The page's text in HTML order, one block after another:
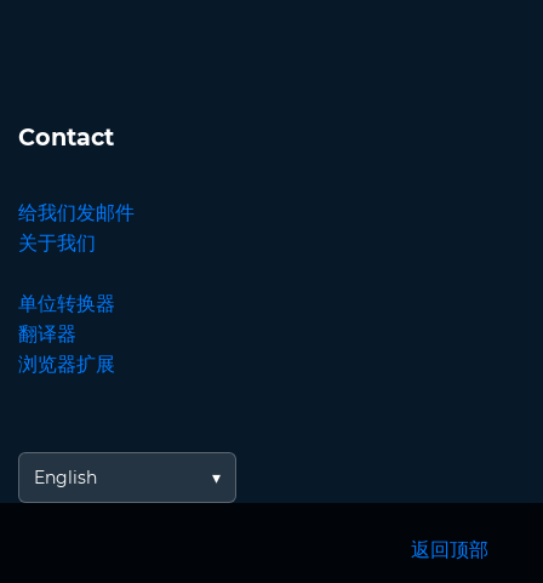
Contact
给我们发邮件
关于我们
单位转换器
翻译器
浏览器扩展
English
返回顶部